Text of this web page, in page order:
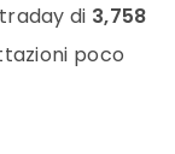
di 3,758
poco